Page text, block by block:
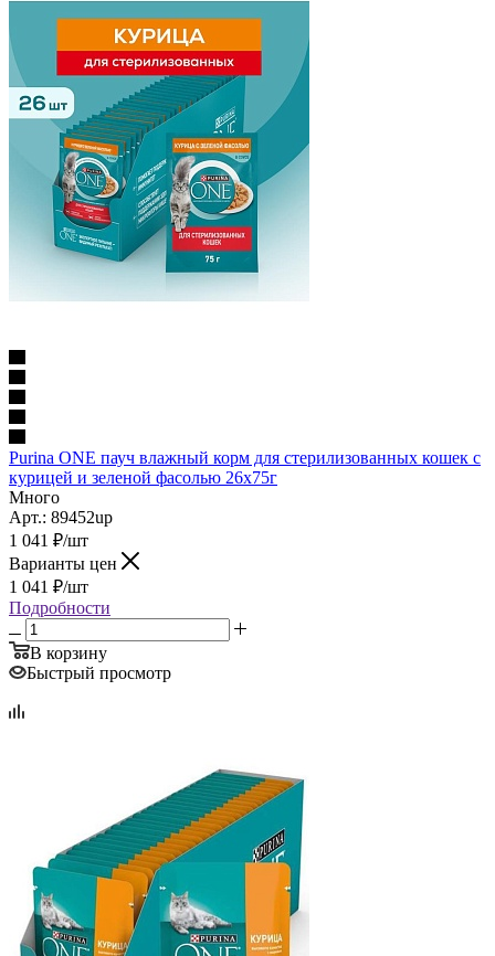
Purina ONE пауч влажный корм для стерилизованных кошек с
курицей и зеленой фасолью 26х75г
Много
Арт.: 89452up
1 041 ₽/шт
Варианты цен
1 041 ₽/шт
Подробности
В корзину
Быстрый просмотр